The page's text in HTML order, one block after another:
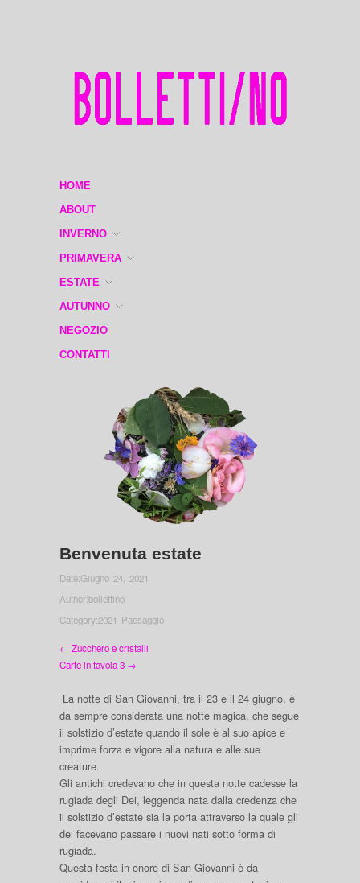
HOME
ABOUT
INVERNO
PRIMAVERA
ESTATE
AUTUNNO
NEGOZIO
CONTATTI
Benvenuta estate
Date:Giugno 24, 2021
Author:bollettino
Category:2021 Paesaggio
← Zucchero e cristalli
Carte in tavola 3 →
La notte di San Giovanni, tra il 23 e il 24 giugno, è
da sempre considerata una notte magica, che segue
il solstizio d’estate quando il sole è al suo apice e
imprime forza e vigore alla natura e alle sue
creature.
Gli antichi credevano che in questa notte cadesse la
rugiada degli Dei, leggenda nata dalla credenza che
il solstizio d’estate sia la porta attraverso la quale gli
dei facevano passare i nuovi nati sotto forma di
rugiada.
Questa festa in onore di San Giovanni è da